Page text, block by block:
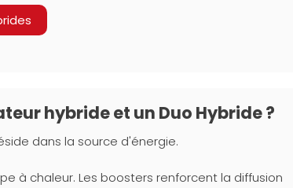
hybride et un Duo Hybride ?
dans la source d'énergie.
à chaleur. Les boosters renforcent la diffusion